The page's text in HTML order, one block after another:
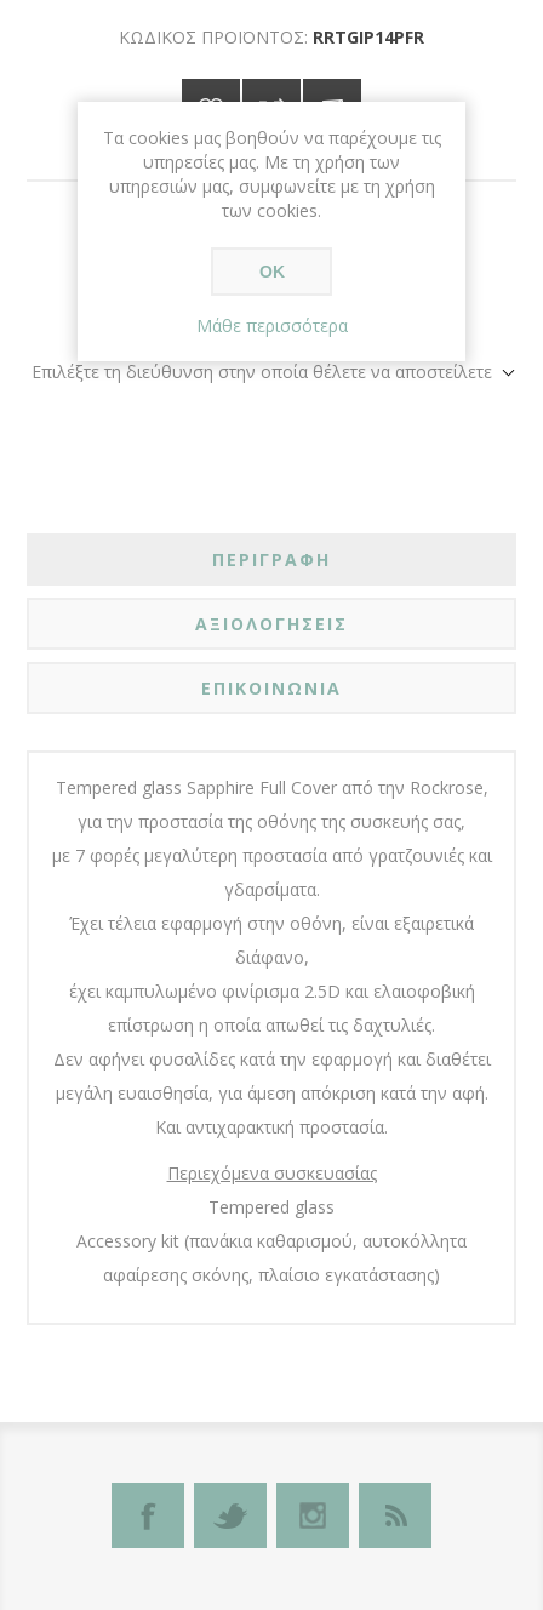
ΚΩΔΙΚΟΣ ΠΡΟΪΟΝΤΟΣ: RRTGIP14PFR
Επιλέξτε τη διεύθυνση στην οποία θέλετε να αποστείλετε
ΠΕΡΙΓΡΑΦΗ
ΑΞΙΟΛΟΓΗΣΕΙΣ
ΕΠΙΚΟΙΝΩΝΙΑ
Tempered glass Sapphire Full Cover από την Rockrose,
για την προστασία της οθόνης της συσκευής σας,
με 7 φορές μεγαλύτερη προστασία από γρατζουνιές και
γδαρσίματα.
Έχει τέλεια εφαρμογή στην οθόνη, είναι εξαιρετικά
διάφανο,
έχει καμπυλωμένο φινίρισμα 2.5D και ελαιοφοβική
επίστρωση η οποία απωθεί τις δαχτυλιές.
Δεν αφήνει φυσαλίδες κατά την εφαρμογή και διαθέτει
μεγάλη ευαισθησία, για άμεση απόκριση κατά την αφή.
Και αντιχαρακτική προστασία.
Περιεχόμενα συσκευασίας
Tempered glass
Accessory kit (πανάκια καθαρισμού, αυτοκόλλητα
αφαίρεσης σκόνης, πλαίσιο εγκατάστασης)
Τα cookies μας βοηθούν να παρέχουμε τις
υπηρεσίες μας. Με τη χρήση των
υπηρεσιών μας, συμφωνείτε με τη χρήση
των cookies.
ΟΚ
Μάθε περισσότερα